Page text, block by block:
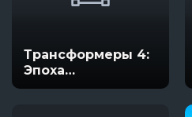
Трансформеры 4:
Эпоха
истребления